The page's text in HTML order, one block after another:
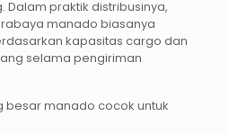
praktik distribusinya,
manado biasanya
kapasitas cargo dan
selama pengiriman
besar manado cocok untuk